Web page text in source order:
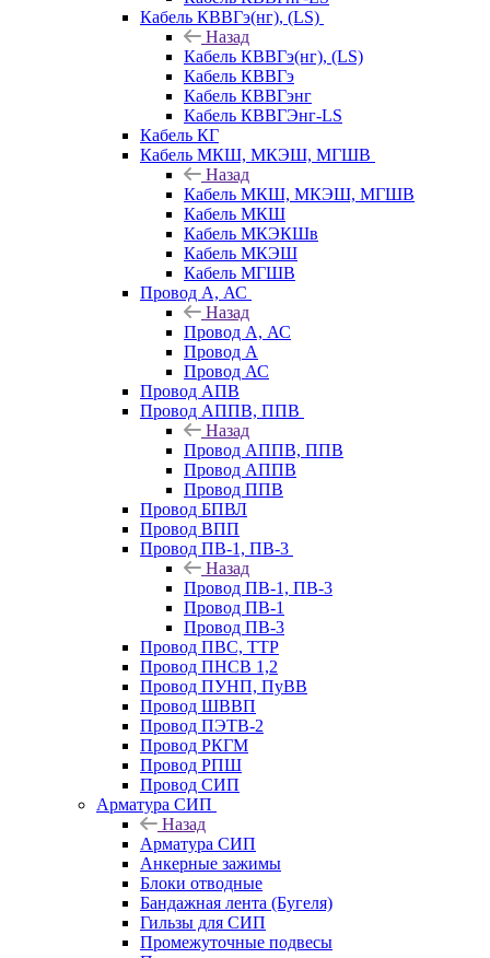
Кабель КВВГэ(нг), (LS)
Назад
Кабель КВВГэ(нг), (LS)
Кабель КВВГэ
Кабель КВВГэнг
Кабель КВВГЭнг-LS
Кабель КГ
Кабель МКШ, МКЭШ, МГШВ
Назад
Кабель МКШ, МКЭШ, МГШВ
Кабель МКШ
Кабель МКЭКШв
Кабель МКЭШ
Кабель МГШВ
Провод А, АС
Назад
Провод А, АС
Провод А
Провод АС
Провод АПВ
Провод АППВ, ППВ
Назад
Провод АППВ, ППВ
Провод АППВ
Провод ППВ
Провод БПВЛ
Провод ВПП
Провод ПВ-1, ПВ-3
Назад
Провод ПВ-1, ПВ-3
Провод ПВ-1
Провод ПВ-3
Провод ПВС, ТТР
Провод ПНСВ 1,2
Провод ПУНП, ПуВВ
Провод ШВВП
Провод ПЭТВ-2
Провод РКГМ
Провод РПШ
Провод СИП
Арматура СИП
Назад
Арматура СИП
Анкерные зажимы
Блоки отводные
Бандажная лента (Бугеля)
Гильзы для СИП
Промежуточные подвесы